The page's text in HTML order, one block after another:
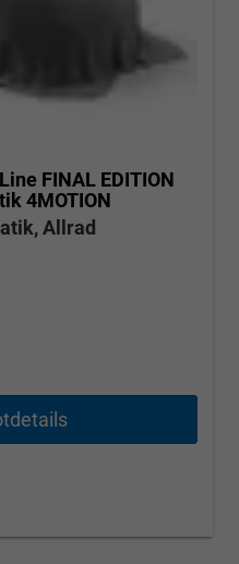
FINAL EDITION
4MOTION
Allrad